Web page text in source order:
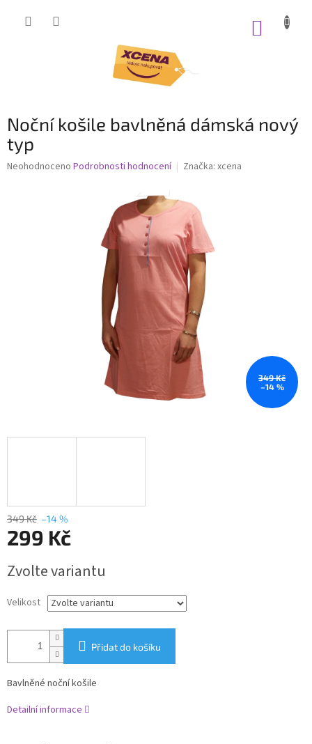
Noční košile bavlněná dámská nový
typ
Průměrné
Neohodnoceno Podrobnosti hodnocení Značka: xcena
349 Kč
–14 %
349 Kč –14 %
299 Kč
cena:
Zvolte variantu
Velikost
Přidat do košíku
Bavlněné noční košile
Detailní informace